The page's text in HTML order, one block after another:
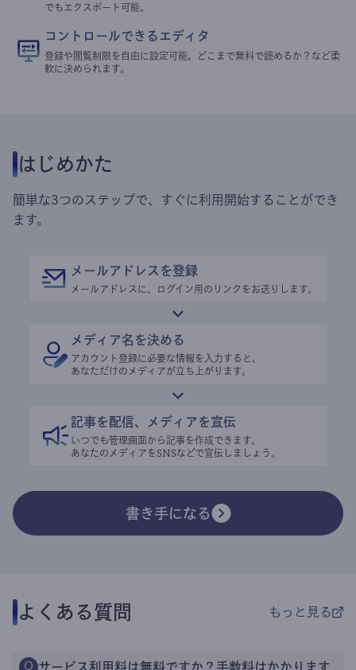
でもエクスポート可能。
コントロールできるエディタ
登録や閲覧制限を自由に設定可能。どこまで無料で読めるか？など柔
軟に決められます。
はじめかた
簡単な3つのステップで、すぐに利用開始することができ
ます。
メールアドレスを登録
メールアドレスに、ログイン用のリンクをお送りします。
メディア名を決める
アカウント登録に必要な情報を入力すると、
あなただけのメディアが立ち上がります。
記事を配信、メディアを宣伝
いつでも管理画面から記事を作成できます。
あなたのメディアをSNSなどで宣伝しましょう。
書き手になる
よくある質問 もっと見る
Q サービス利用料は無料ですか？手数料はかかります